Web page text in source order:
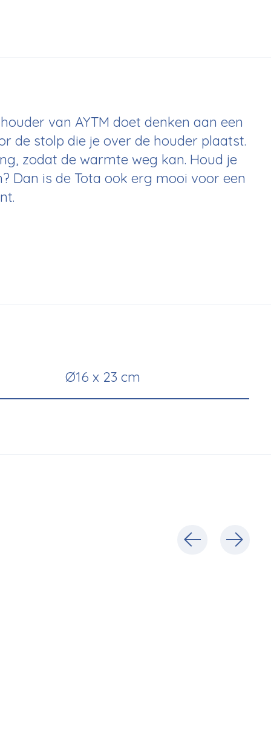
van AYTM doet denken aan een
de stolp die je over de houder plaatst.
zodat de warmte weg kan. Houd je
Dan is de Tota ook erg mooi voor een
Ø16 x 23 cm